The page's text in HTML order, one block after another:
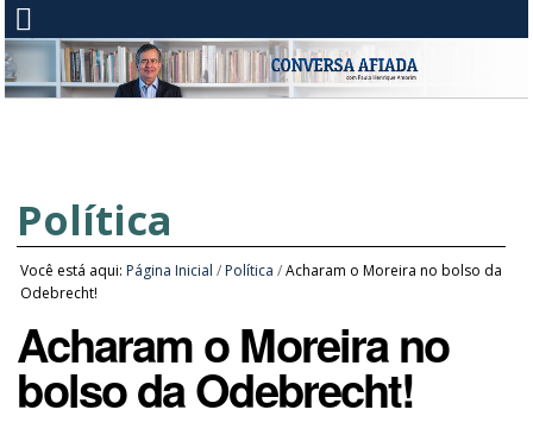
Política
Você está aqui: Página Inicial / Política /Acharam o Moreira no bolso da
Odebrecht!
Acharam o Moreira no
bolso da Odebrecht!